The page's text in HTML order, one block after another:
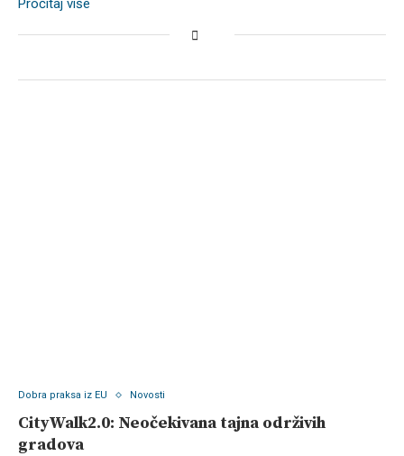
Pročitaj više
Dobra praksa iz EU Novosti
CityWalk2.0: Neočekivana tajna održivih
gradova